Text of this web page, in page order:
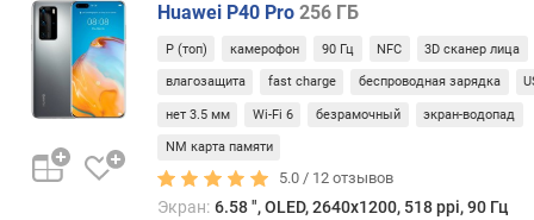
чем
д
е
ш
е
в
м
Huawei P40 Pro 256 ГБ
Р (топ) камерофон 90 Гц NFC 3D сканер лица
влагозащита fast charge беспроводная зарядка
нет 3.5 мм Wi-Fi 6 безрамочный экран-водопад
NM карта памяти
5.0 / 12 отзывов
Экран: 6.58 ", OLED, 2640x1200, 518 ppi, 90 Гц